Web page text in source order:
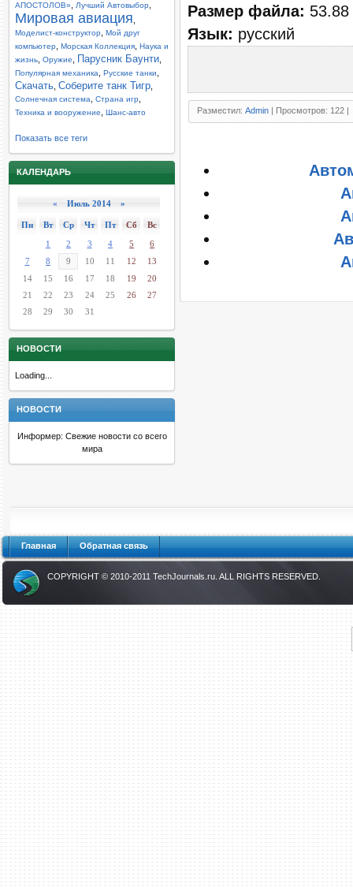
АПОСТОЛОВ»
Лучший Автовыбор
Мировая авиация
Моделист-конструктор Мой друг
компьютер Морская Коллекция Наука и
жизнь Оружие Парусник Баунти
Популярная механика Русские танки
Скачать Соберите танк Тигр
Солнечная система Страна игр
Техника и вооружение Шанс-авто
Показать все теги
КАЛЕНДАРЬ
« Июль 2014 »
Пн Вт Ср Чт Пт Сб
Вс
1
2 3 4 5
6
7
8 9 10 11 12
13
14
15 16 17 18 19
20
21
22 23 24 25 26
27
28
29 30 31
НОВОСТИ
Loading...
НОВОСТИ
Информер: Свежие новости со всего
мира
Размер файла: 53.88
Язык: русский
Разместил: Admin | Просмотров: 122 |
Главная Обратная связь
COPYRIGHT © 2010-2011 TechJournals.ru . ALL RIGHTS RESERVED.